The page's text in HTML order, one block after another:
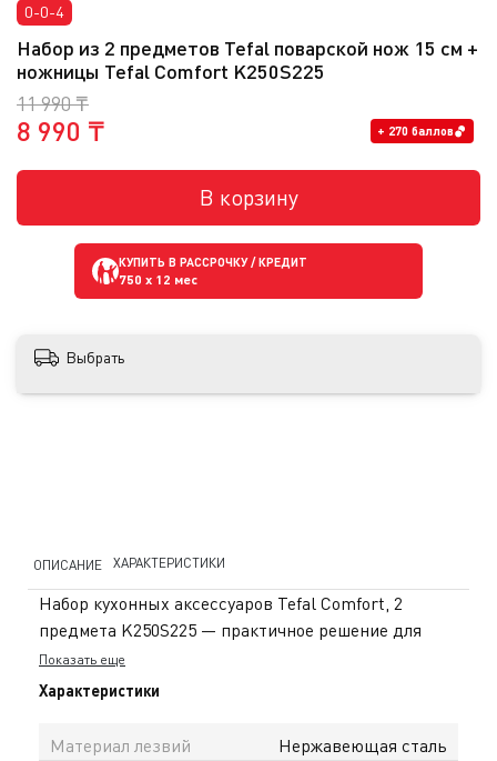
0-0-4
Набор из 2 предметов Tefal поварской нож 15 см +
ножницы Tefal Comfort K250S225
11 990 ₸
8 990 ₸ + 270 баллов
В корзину
КУПИТЬ В РАССРОЧКУ / КРЕДИТ
750 x 12 мес
Выбрать
ОПИСАНИЕ ХАРАКТЕРИСТИКИ
Набор кухонных аксессуаров Tefal Comfort, 2
предмета K250S225 — практичное решение для
повседневной готовки, объединяющее удобство и
функциональность. В комплект входят поварской
справляться с различными задачами на кухне — от
Показать еще
Характеристики
Материал лезвий
Нержавеющая сталь